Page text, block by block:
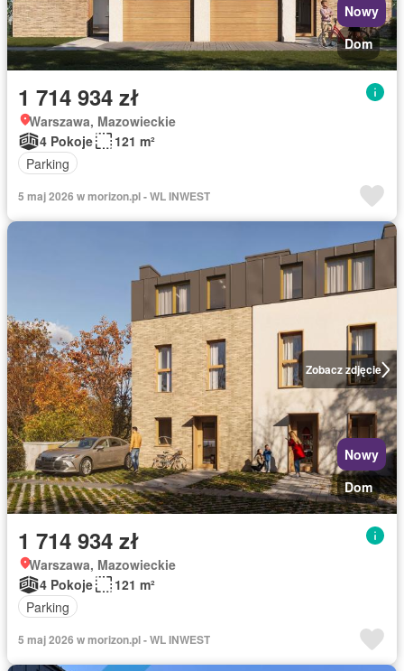
Nowy
Dom
1 714 934 zł
Warszawa, Mazowieckie
4 Pokoje
121 m²
Parking
5 maj 2026 w morizon.pl - WL INWEST
Zobacz zdjęcie
Nowy
Dom
1 714 934 zł
Warszawa, Mazowieckie
4 Pokoje
121 m²
Parking
5 maj 2026 w morizon.pl - WL INWEST